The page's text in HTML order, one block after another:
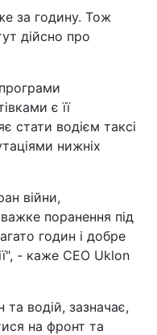
за годину. Тож
дійсно про
є її
стати водієм таксі
нижніх
війни,
поранення під
годин і добре
- каже СЕО Uklon
водій, зазначає,
на фронт та